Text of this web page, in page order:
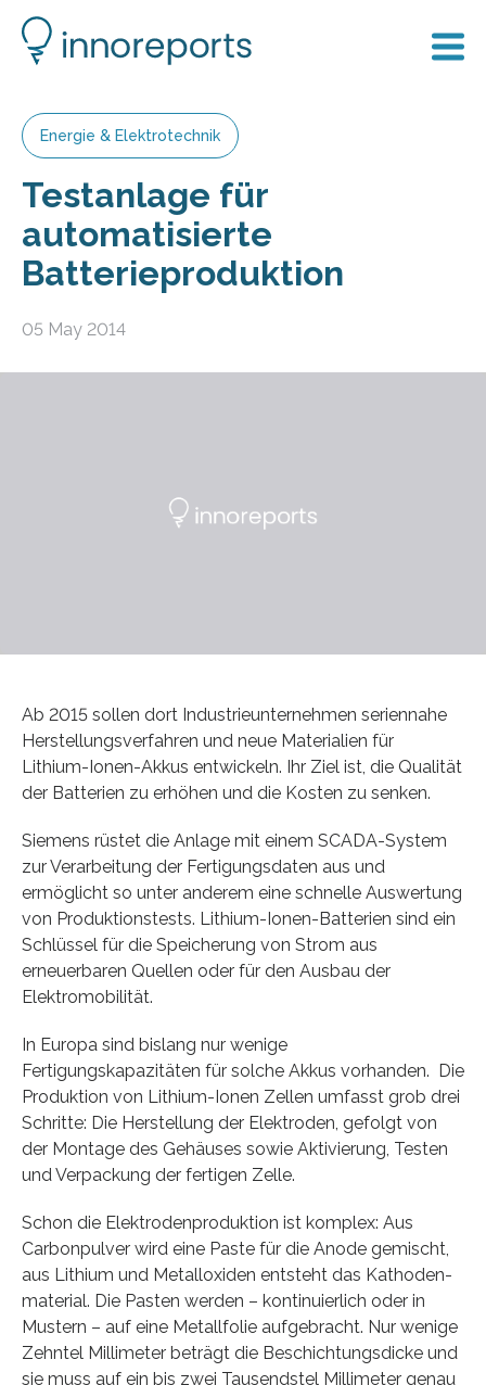
Energie & Elektrotechnik
Testanlage für
automatisierte
Batterieproduktion
05 May 2014
Ab 2015 sollen dort Industrieunternehmen seriennahe
Herstellungsverfahren und neue Materialien für
Lithium-Ionen-Akkus entwickeln. Ihr Ziel ist, die Qualität
der Batterien zu erhöhen und die Kosten zu senken.
Siemens rüstet die Anlage mit einem SCADA-System
zur Verarbeitung der Fertigungsdaten aus und
ermöglicht so unter anderem eine schnelle Auswertung
von Produktionstests. Lithium-Ionen-Batterien sind ein
Schlüssel für die Speicherung von Strom aus
erneuerbaren Quellen oder für den Ausbau der
Elektromobilität.
In Europa sind bislang nur wenige
Fertigungskapazitäten für solche Akkus vorhanden. Die
Produktion von Lithium-Ionen Zellen umfasst grob drei
Schritte: Die Herstellung der Elektroden, gefolgt von
der Montage des Gehäuses sowie Aktivierung, Testen
und Verpackung der fertigen Zelle.
Schon die Elektro­denproduktion ist komplex: Aus
Carbonpulver wird eine Paste für die Anode gemischt,
aus Lithium und Metalloxiden entsteht das Kathoden­
material. Die Pasten werden – konti­nuierlich oder in
Mustern – auf eine Metallfolie aufgebracht. Nur wenige
Zehntel Millimeter beträgt die Beschichtungsdicke und
sie muss auf ein bis zwei Tausendstel Millimeter genau